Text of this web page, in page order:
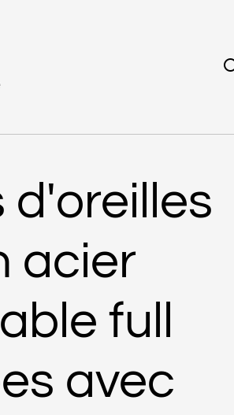
d'oreilles
acier
full
avec